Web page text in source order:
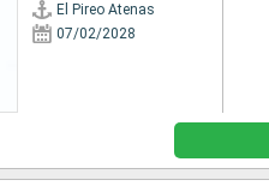
El Pireo Atenas
07/02/2028